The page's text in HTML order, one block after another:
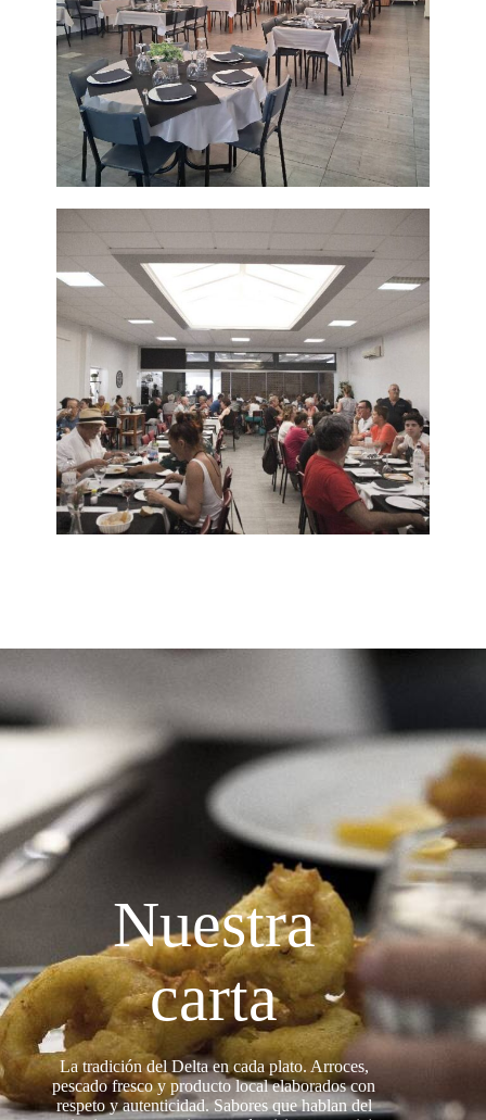
Nuestra
carta
La tradición del Delta en cada plato. Arroces,
pescado fresco y producto local elaborados con
respeto y autenticidad. Sabores que hablan del